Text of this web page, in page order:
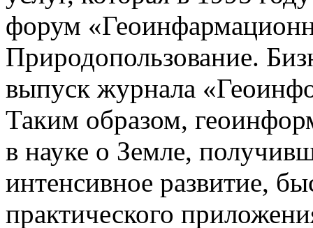
форум
Природопользование.
выпуск журнала
Таким образом,
в науке о Земле,
интенсивное развитие,
практического